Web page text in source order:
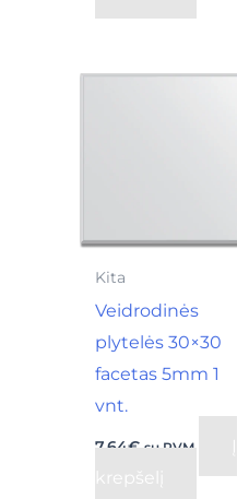
Kita
Veidrodinės
plytelės 30×30
facetas 5mm 1
vnt.
7,64€ su PVM
Į
krepšelį